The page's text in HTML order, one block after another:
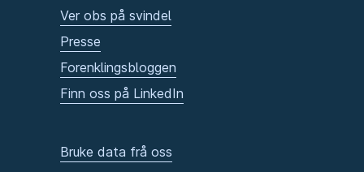
Ver obs på svindel
Presse
Forenklingsbloggen
Finn oss på LinkedIn
Bruke data frå oss